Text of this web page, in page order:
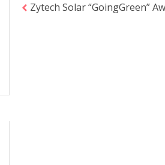
Zytech Solar “GoingGreen”